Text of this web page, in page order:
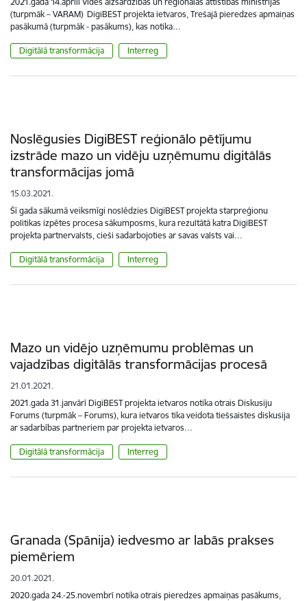
(turpmāk – VARAM) DigiBEST projekta ietvaros, Trešajā pieredzes apmaiņas
pasākumā (turpmāk - pasākums), kas notika…
Digitālā transformācija Interreg
Noslēgusies DigiBEST reģionālo pētījumu
izstrāde mazo un vidēju uzņēmumu digitālās
transformācijas jomā
15.03.2021.
Šī gada sākumā veiksmīgi noslēdzies DigiBEST projekta starpreģionu
politikas izpētes procesa sākumposms, kura rezultātā katra DigiBEST
projekta partnervalsts, cieši sadarbojoties ar savas valsts vai…
Digitālā transformācija Interreg
Mazo un vidējo uzņēmumu problēmas un
vajadzības digitālās transformācijas procesā
21.01.2021.
2021.gada 31.janvārī DigiBEST projekta ietvaros notika otrais Diskusiju
Forums (turpmāk – Forums), kura ietvaros tika veidota tiešsaistes diskusija
ar sadarbības partneriem par projekta ietvaros…
Digitālā transformācija Interreg
Granada (Spānija) iedvesmo ar labās prakses
piemēriem
20.01.2021.
2020.gada 24.-25.novembrī notika otrais pieredzes apmaiņas pasākums,